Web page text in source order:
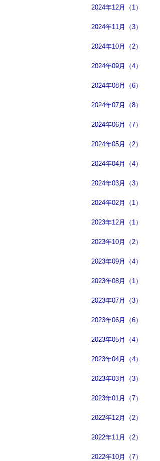
2024年12月（1）
2024年11月（3）
2024年10月（2）
2024年09月（4）
2024年08月（6）
2024年07月（8）
2024年06月（7）
2024年05月（2）
2024年04月（4）
2024年03月（3）
2024年02月（1）
2023年12月（1）
2023年10月（2）
2023年09月（4）
2023年08月（1）
2023年07月（3）
2023年06月（6）
2023年05月（4）
2023年04月（4）
2023年03月（3）
2023年01月（7）
2022年12月（2）
2022年11月（2）
2022年10月（7）